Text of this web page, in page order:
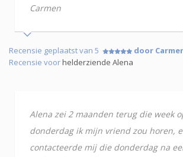
Carmen
Recensie geplaatst van 5
door
Recensie voorhelderziende Alena
Alena zei 2 maanden terug die week
donderdag ik mijn vriend zou horen,
contacteerde mij die donderdag na